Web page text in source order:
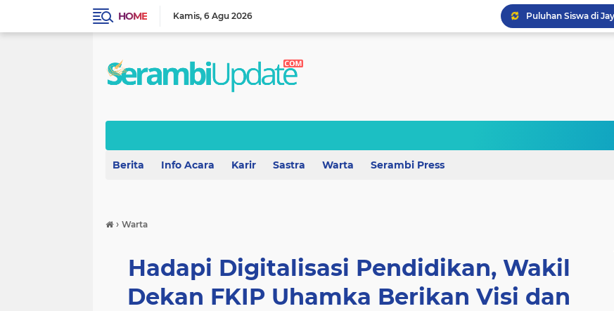
HOME Kamis 6 Agu 2026
Berita Info Acara Karir Sastra Warta Serambi Press
› Warta
Hadapi Digitalisasi Pendidikan, Wakil
Dekan FKIP Uhamka Berikan Visi dan